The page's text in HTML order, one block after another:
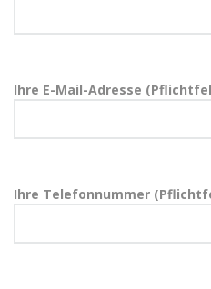
Ihre E-Mail-Adresse
Ihre Telefonnummer